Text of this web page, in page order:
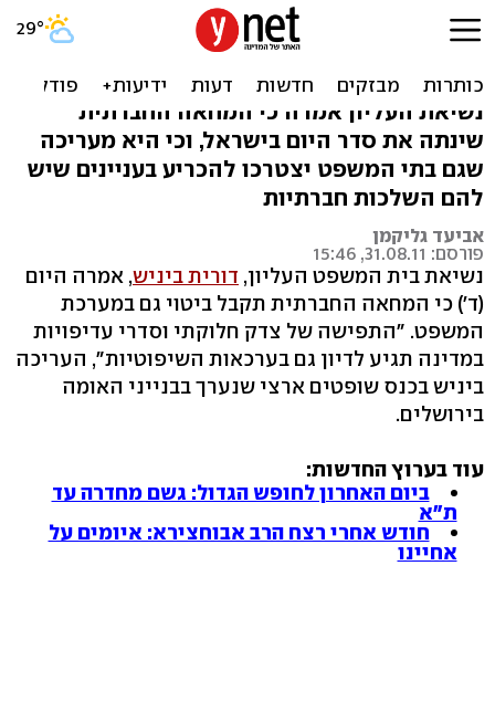
ביניש: הצדק החברתי יגיע גם
לבתי המשפט
נשיאת העליון אמרה כי המחאה החברתית
שינתה את סדר היום בישראל, וכי היא מעריכה
שגם בתי המשפט יצטרכו להכריע בעניינים שיש
להם השלכות חברתיות
אביעד גליקמן
פורסם: 31.08.11, 15:46
נשיאת בית המשפט העליון, דורית ביניש, אמרה היום
(ד') כי המחאה החברתית תקבל ביטוי גם במערכת
המשפט. "התפישה של צדק חלוקתי וסדרי עדיפויות
במדינה תגיע לדיון גם בערכאות השיפוטיות", העריכה
ביניש בכנס שופטים ארצי שנערך בבנייני האומה
בירושלים.
עוד בערוץ החדשות:
ביום האחרון לחופש הגדול: גשם מחדרה עד
ת"א
חודש אחרי רצח הרב אבוחצירא: איומים על
אחיינו